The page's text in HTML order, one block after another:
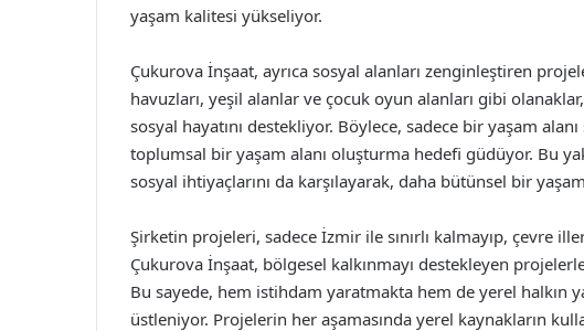
yaşam kalitesi yükseliyor.
Çukurova İnşaat, ayrıca sosyal alanları zenginleştiren
havuzları, yeşil alanlar ve çocuk oyun alanları gibi
sosyal hayatını destekliyor. Böylece, sadece bir yaşam
toplumsal bir yaşam alanı oluşturma hedefi güdüyor. Bu
sosyal ihtiyaçlarını da karşılayarak, daha bütünsel bir
Şirketin projeleri, sadece İzmir ile sınırlı kalmayıp, çevre
Çukurova İnşaat, bölgesel kalkınmayı destekleyen
Bu sayede, hem istihdam yaratmakta hem de yerel halkın
üstleniyor. Projelerin her aşamasında yerel kaynakların